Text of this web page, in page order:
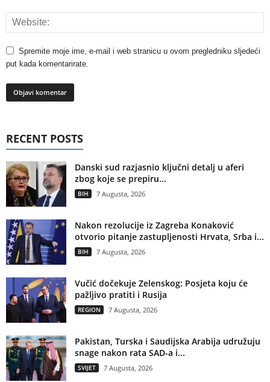
Spremite moje ime, e-mail i web stranicu u ovom pregledniku sljedeći
put kada komentarirate.
RECENT POSTS
Danski sud razjasnio ključni detalj u aferi
zbog koje se prepiru...
BIH 7 Augusta, 2026
Nakon rezolucije iz Zagreba Konaković
otvorio pitanje zastupljenosti Hrvata, Srba i...
BIH 7 Augusta, 2026
Vučić dočekuje Zelenskog: Posjeta koju će
pažljivo pratiti i Rusija
REGION 7 Augusta, 2026
Pakistan, Turska i Saudijska Arabija udružuju
snage nakon rata SAD-a i...
SVIJET 7 Augusta, 2026